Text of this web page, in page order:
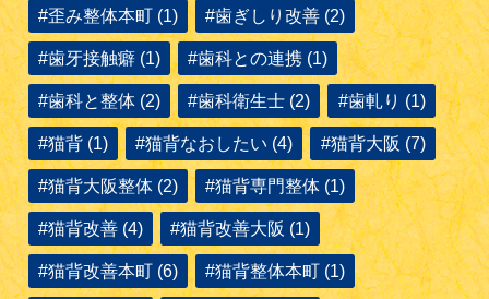
#歪み整体本町 (1) #歯ぎしり改善 (2)
#歯牙接触癖 (1) #歯科との連携 (1)
#歯科と整体 (2) #歯科衛生士 (2) #歯軋り (1)
#猫背 (1) #猫背なおしたい (4) #猫背大阪 (7)
#猫背大阪整体 (2) #猫背専門整体 (1)
#猫背改善 (4) #猫背改善大阪 (1)
#猫背改善本町 (6) #猫背整体本町 (1)